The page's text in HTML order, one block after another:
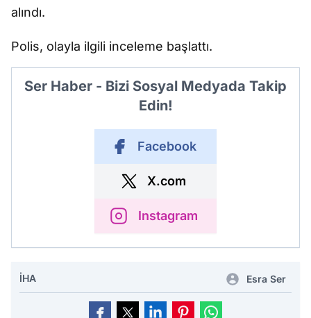
alındı.
Polis, olayla ilgili inceleme başlattı.
Ser Haber - Bizi Sosyal Medyada Takip
Edin!
Facebook
X.com
Instagram
İHA Esra Ser